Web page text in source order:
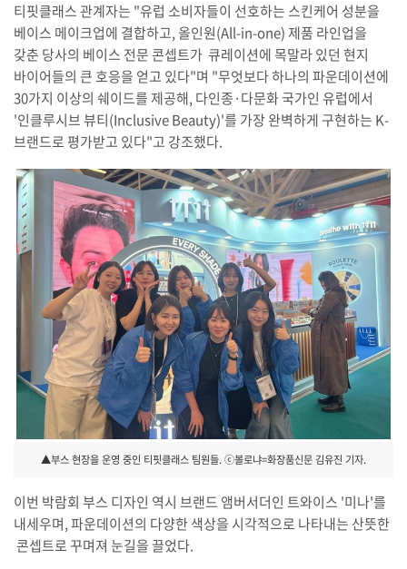
티핏클래스 관계자는 "유럽 소비자들이 선호하는 스킨케어 성분을
베이스 메이크업에 결합하고, 올인원(All-in-one) 제품 라인업을
갖춘 당사의 베이스 전문 콘셉트가 큐레이션에 목말라 있던 현지
바이어들의 큰 호응을 얻고 있다"며 "무엇보다 하나의 파운데이션에
30가지 이상의 쉐이드를 제공해, 다인종·다문화 국가인 유럽에서
'인클루시브 뷰티(Inclusive Beauty)'를 가장 완벽하게 구현하는 K-
브랜드로 평가받고 있다"고 강조했다.
▲부스 현장을 운영 중인 티핏클래스 팀원들. ⓒ볼로냐=화장품신문 김유진 기자.
이번 박람회 부스 디자인 역시 브랜드 앰버서더인 트와이스 '미나'를
내세우며, 파운데이션의 다양한 색상을 시각적으로 나타내는 산뜻한
콘셉트로 꾸며져 눈길을 끌었다.